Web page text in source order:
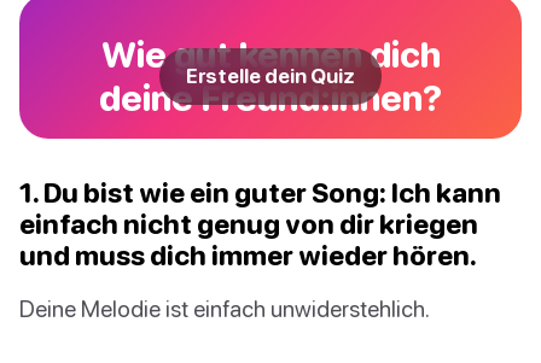
Wie gut kennen dich
deine Freund:innen?
Erstelle dein Quiz
1. Du bist wie ein guter Song: Ich kann
einfach nicht genug von dir kriegen
und muss dich immer wieder hören.
Deine Melodie ist einfach unwiderstehlich.